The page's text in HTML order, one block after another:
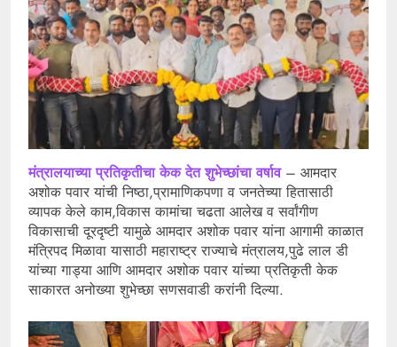
मंत्रालयाच्या प्रतिकृतीचा केक देत शुभेच्छांचा वर्षाव – आमदार
अशोक पवार यांची निष्ठा,प्रामाणिकपणा व जनतेच्या हितासाठी
व्यापक केले काम,विकास कामांचा चढता आलेख व सर्वांगीण
विकासाची दूरदृष्टी यामुळे आमदार अशोक पवार यांना आगामी काळात
मंत्रिपद मिळावा यासाठी महाराष्ट्र राज्याचे मंत्रालय,पुढे लाल डी
यांच्या गाड्या आणि आमदार अशोक पवार यांच्या प्रतिकृती केक
साकारत अनोख्या शुभेच्छा सणसवाडी करांनी दिल्या.